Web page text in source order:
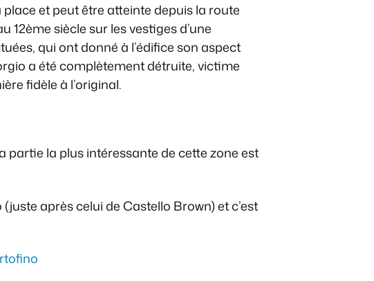
et peut être atteinte depuis la route
12ème siècle sur les vestiges d’une
qui ont donné à l’édifice son aspect
a été complètement détruite, victime
fidèle à l’original.
partie la plus intéressante de cette zone est
après celui de Castello Brown) et c’est